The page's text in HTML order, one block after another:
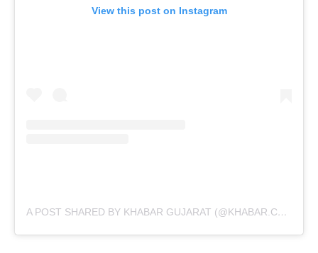
View this post on Instagram
A POST SHARED BY KHABAR GUJARAT (@KHABAR.COMMUNICATION)